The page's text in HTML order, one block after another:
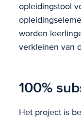
opleidingstool
worden
verkleinen van
100%
Het project is